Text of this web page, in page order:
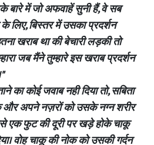
बारे में जो अफवाहें सुनी हैं, वे सब
लिए, बिस्तर में उसका प्रदर्शन
खराब था की बेचारी लड़की तो
जब मैंने तुम्हारे इस खराब प्रदर्शन
कोई जवाब नही दिया तो, सबिता
अपने नज़रों को उसके नग्न शरीर
एक फुट की दूरी पर खड़े होके चाकू
वोह चाकू की नोक को उसकी गर्दन